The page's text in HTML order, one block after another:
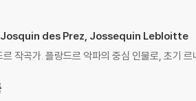
Josquin des Prez, Jossequin Lebloitte
곡가. 플랑드르 악파의 중심 인물로, 초기